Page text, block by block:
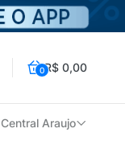
0R$ 0,00
Central Araujo